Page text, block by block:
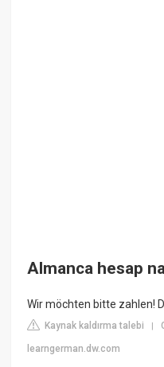
Almanca hesap
Wir möchten bitte zahlen!
Kaynak kaldırma talebi |
learngerman.dw.com